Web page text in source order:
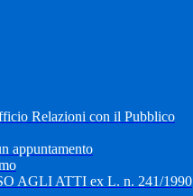
Relazioni con il Pubblico
appuntamento
AGLI ATTI ex L. n. 241/1990